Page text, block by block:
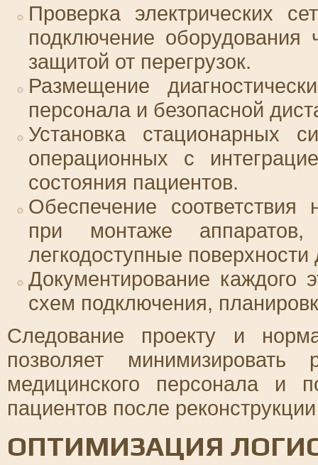
Проверка электрических
подключение
защитой от перегрузок.
Размещение
персонала и безопасной
Установка стационарных
операционных с
состояния пациентов.
Обеспечение соответствия
при монтаже
легкодоступные
Документирование каждого
схем подключения,
Следование проекту и
позволяет
медицинского персонала и
пациентов после
ОПТИМИЗАЦИЯ